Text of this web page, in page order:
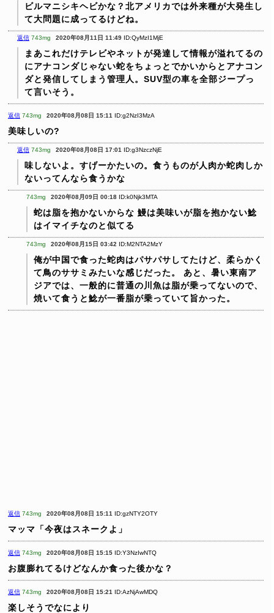
ビルマニシキヘビかな？北アメリカでは外来種が大発生し
て大問題に成ってるけどね。
返信 743mg 2020年08月11日 11:49 ID:QyMzI1MjE
まあこれだけテレビやネットが発達して情報が溢れてるの
にアナコンダじゃない蛇をちょっとでかいからとアナコン
ダと発信してしまう管理人。SUV型の車を全部ジープっ
て言いそう。
返信 743mg 2020年08月08日 15:11 ID:g2NzI3MzA
美味しいの?
返信 743mg 2020年08月08日 17:01 ID:g3NzczNjE
味しないよ。すげーかたいの。食うものが人肉か蛇肉しか
ないってんなら食うかな
743mg 2020年08月09日 00:18 ID:k0Njk3MTA
蛇は脂を抱かないからな 鰻は美味いが脂を抱かない鯰
はイマイチなのと似てる
743mg 2020年08月15日 03:42 ID:M2NTA2MzY
俺が中国で食った蛇肉はパサパサしてたけど、柔らかく
て鳥のササミみたいな感じだった。
あと、暑い東南ア
ジアでは、一般的に普通の川魚は脂が乗ってないので、
焼いて食うと鯰が一番脂が乗っていて旨かった。
返信 743mg 2020年08月08日 15:11 ID:gzNTY2OTY
マッマ「今夜はスネークよ」
返信 743mg 2020年08月08日 15:15 ID:Y3NzIwNTQ
お腹膨れてるけどなんか食った後かな？
返信 743mg 2020年08月08日 15:21 ID:AzNjAwMDQ
楽しそうでなにより